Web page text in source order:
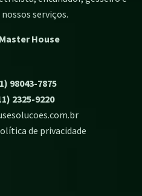
serviços.
Master House
98043-7875
2325-9220
de privacidade